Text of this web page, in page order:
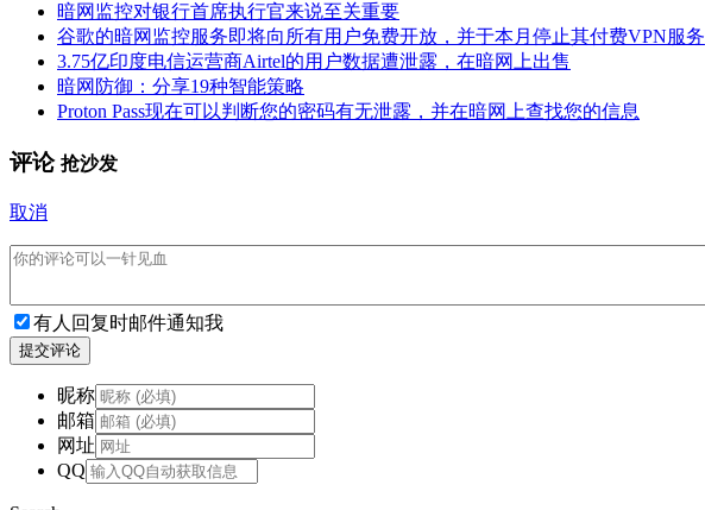
暗网监控对银行首席执行官来说至关重要
谷歌的暗网监控服务即将向所有用户免费开放，并于本月停止其付费VPN服务
3.75亿印度电信运营商Airtel的用户数据遭泄露，在暗网上出售
暗网防御：分享19种智能策略
Proton Pass现在可以判断您的密码有无泄露，并在暗网上查找您的信息
评论 抢沙发
取消
有人回复时邮件通知我
提交评论
昵称
邮箱
网址
QQ